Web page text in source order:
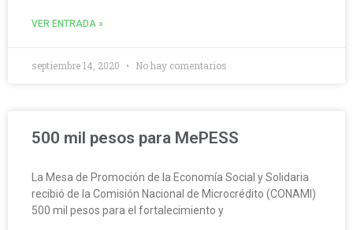
VER ENTRADA »
septiembre 14, 2020 No hay comentarios
500 mil pesos para MePESS
La Mesa de Promoción de la Economía Social y Solidaria
recibió de la Comisión Nacional de Microcrédito (CONAMI)
500 mil pesos para el fortalecimiento y